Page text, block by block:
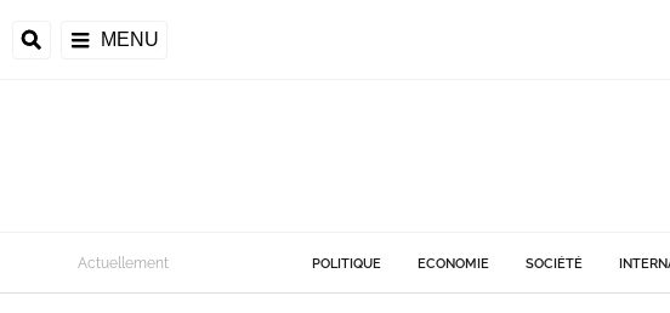
MENU
Actuellement POLITIQUE ECONOMIE SOCIÉTÉ